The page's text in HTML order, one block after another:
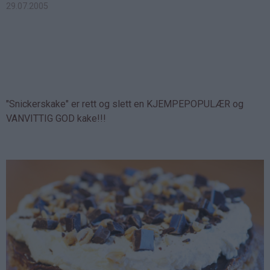
29.07.2005
"Snickerskake" er rett og slett en KJEMPEPOPULÆR og
VANVITTIG GOD kake!!!